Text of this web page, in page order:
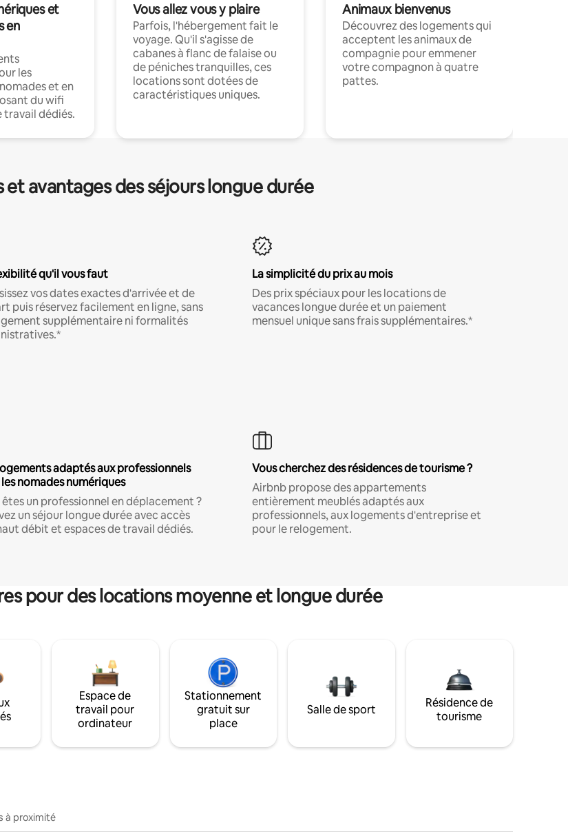
et
en
les
et en
du wifi
travail dédiés.
Vous allez vous y plaire
Parfois, l'hébergement fait le
voyage. Qu'il s'agisse de
cabanes à flanc de falaise ou
de péniches tranquilles, ces
locations sont dotées de
caractéristiques uniques.
Animaux bienvenus
Découvrez des logements qui
acceptent les animaux de
compagnie pour emmener
votre compagnon à quatre
pattes.
et avantages des séjours longue durée
qu'il vous faut
vos dates exactes d'arrivée et de
puis réservez facilement en ligne, sans
supplémentaire ni formalités
La simplicité du prix au mois
Des prix spéciaux pour les locations de
vacances longue durée et un paiement
mensuel unique sans frais supplémentaires.*
adaptés aux professionnels
nomades numériques
êtes un professionnel en déplacement ?
un séjour longue durée avec accès
débit et espaces de travail dédiés.
Vous cherchez des résidences de tourisme ?
Airbnb propose des appartements
entièrement meublés adaptés aux
professionnels, aux logements d'entreprise et
pour le relogement.
pour des locations moyenne et longue durée
Espace de
travail pour
ordinateur
Stationnement
gratuit sur
place
Salle de sport
Résidence de
tourisme
à proximité